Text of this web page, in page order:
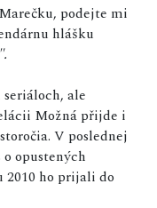
podejte mi
hlášku
ale
Možná přijde i
V poslednej
opustených
2010 ho prijali do